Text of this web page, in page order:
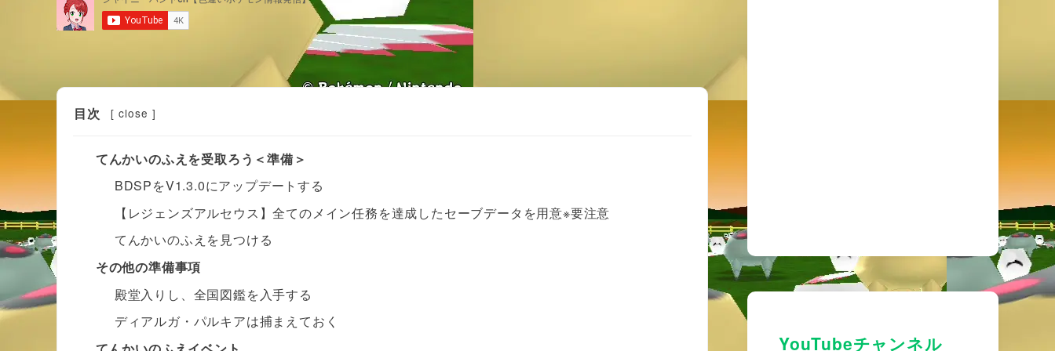
目次 [ close ]
てんかいのふえを受取ろう＜準備＞
BDSPをV1.3.0にアップデートする
【レジェンズアルセウス】全てのメイン任務を達成したセーブデータを用意※要注意
てんかいのふえを見つける
その他の準備事項
殿堂入りし、全国図鑑を入手する
ディアルガ・パルキアは捕まえておく
YouTubeチャンネル